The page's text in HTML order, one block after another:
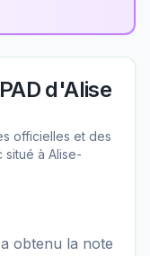
d'Alise
officielles et des
situé à Alise-
obtenu la note